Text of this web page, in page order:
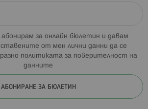
за онлайн бюлетин и давам
от мен лични данни да се
политиката за поверителност на
данните
АБОНИРАНЕ ЗА БЮЛЕТИН